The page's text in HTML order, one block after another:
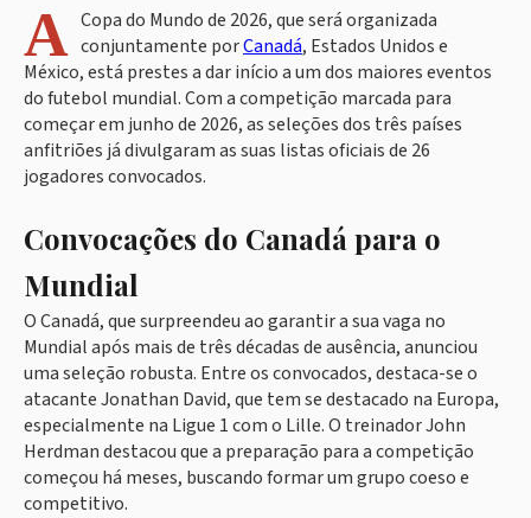
A Copa do Mundo de 2026, que será organizada
conjuntamente porCanadá, Estados Unidos e
México, está prestes a dar início a um dos maiores eventos
do futebol mundial. Com a competição marcada para
começar em junho de 2026, as seleções dos três países
anfitriões já divulgaram as suas listas oficiais de 26
jogadores convocados.
Convocações do Canadá para o
Mundial
O Canadá, que surpreendeu ao garantir a sua vaga no
Mundial após mais de três décadas de ausência, anunciou
uma seleção robusta. Entre os convocados, destaca-se o
atacante Jonathan David, que tem se destacado na Europa,
especialmente na Ligue 1 com o Lille. O treinador John
Herdman destacou que a preparação para a competição
começou há meses, buscando formar um grupo coeso e
competitivo.